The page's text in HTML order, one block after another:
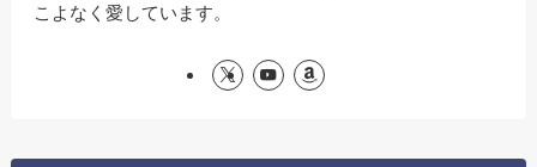
こよなく愛しています。